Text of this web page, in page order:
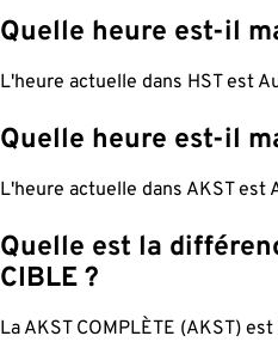
Quelle heure est-il
L'heure actuelle dans HST est
Quelle heure est-il
L'heure actuelle dans AKST
Quelle est la
CIBLE ?
La AKST COMPLÈTE (AKST)